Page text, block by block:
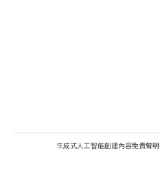
生成式人工智能創建內容免責聲明